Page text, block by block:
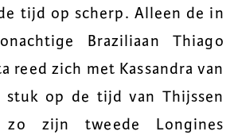
tijd op scherp. Alleen de in
Braziliaan Thiago
reed zich met Kassandra van
stuk op de tijd van Thijssen
zijn tweede Longines